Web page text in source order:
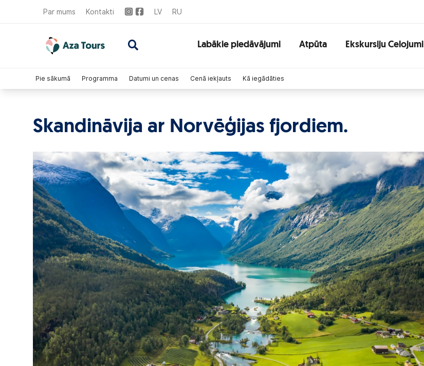
Par mums Kontakti LV RU
Labākie piedāvājumi Atpūta Ekskursiju Celojumi
Skandināvija ar Norvēģijas fjordiem.
Pie sākumā Programma Datumi un cenas Cenā iekļauts Kā iegādāties